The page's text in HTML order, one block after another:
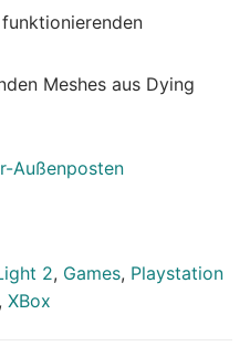
Meshes aus Dying
Außenposten
2, Games, Playstation
, XBox